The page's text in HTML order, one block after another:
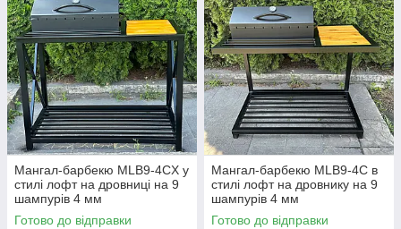
Мангал-барбекю MLB9-4CX у
стилі лофт на дровниці на 9
шампурів 4 мм
Готово до відправки
Мангал-барбекю MLB9-4С в
стилі лофт на дровнику на 9
шампурів 4 мм
Готово до відправки